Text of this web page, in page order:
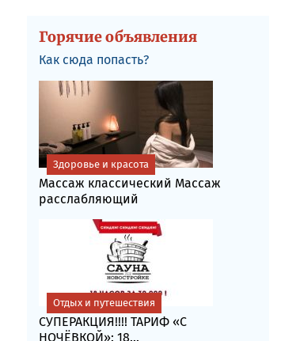
Горячие объявления
Как сюда попасть?
Массаж классический Массаж
расслабляющий
Здоровье и красота
СУПЕРАКЦИЯ!!!! ТАРИФ «C
НОЧЁВКОЙ»: 18...
Отдых и путешествия